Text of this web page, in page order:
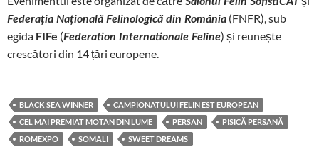
Federația Națională Felinologică din România (FNFR), sub
egida FIFe (Federation Internationale Feline) și reunește
crescători din 14 țări europene.
BLACK SEA WINNER
CAMPIONATULUI FELIN EST EUROPEAN
CEL MAI PREMIAT MOTAN DIN LUME
PERSAN
PISICĂ PERSANĂ
ROMEXPO
SOMALI SWEET DREAMS